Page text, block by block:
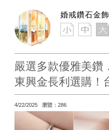
婚戒鑽石金
嚴選多款優雅美鑽
東興金長利選購！
4/22/2025 瀏覽：286